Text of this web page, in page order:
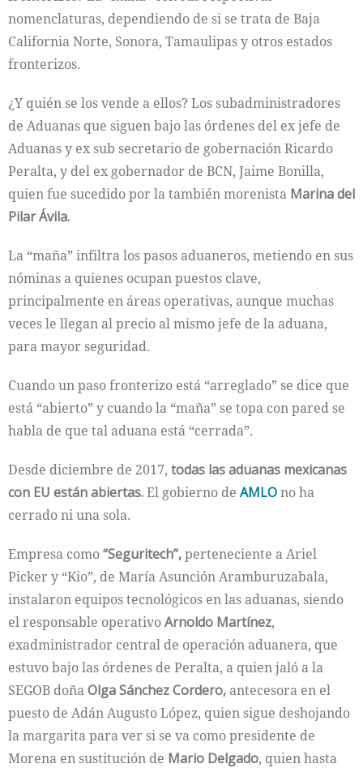
nomenclaturas, dependiendo de si se trata de Baja
California Norte, Sonora, Tamaulipas y otros estados
fronterizos.
¿Y quién se los vende a ellos? Los subadministradores
de Aduanas que siguen bajo las órdenes del ex jefe de
Aduanas y ex sub secretario de gobernación Ricardo
Peralta, y del ex gobernador de BCN, Jaime Bonilla,
quien fue sucedido por la también morenista Marina del
Pilar Ávila.
La “maña” infiltra los pasos aduaneros, metiendo en sus
nóminas a quienes ocupan puestos clave,
principalmente en áreas operativas, aunque muchas
veces le llegan al precio al mismo jefe de la aduana,
para mayor seguridad.
Cuando un paso fronterizo está “arreglado” se dice que
está “abierto” y cuando la “maña” se topa con pared se
habla de que tal aduana está “cerrada”.
Desde diciembre de 2017, todas las aduanas mexicanas
con EU están abiertas.El gobierno de AMLOno ha
cerrado ni una sola.
Empresa como“Seguritech”,perteneciente a Ariel
Picker y “Kio”, de María Asunción Aramburuzabala,
instalaron equipos tecnológicos en las aduanas, siendo
el responsable operativoArnoldo Martínez,
exadministrador central de operación aduanera, que
estuvo bajo las órdenes de Peralta, a quien jaló a la
SEGOB doñaOlga Sánchez Cordero, antecesora en el
puesto de Adán Augusto López, quien sigue deshojando
la margarita para ver si se va como presidente de
Morena en sustitución de Mario Delgado, quien hasta